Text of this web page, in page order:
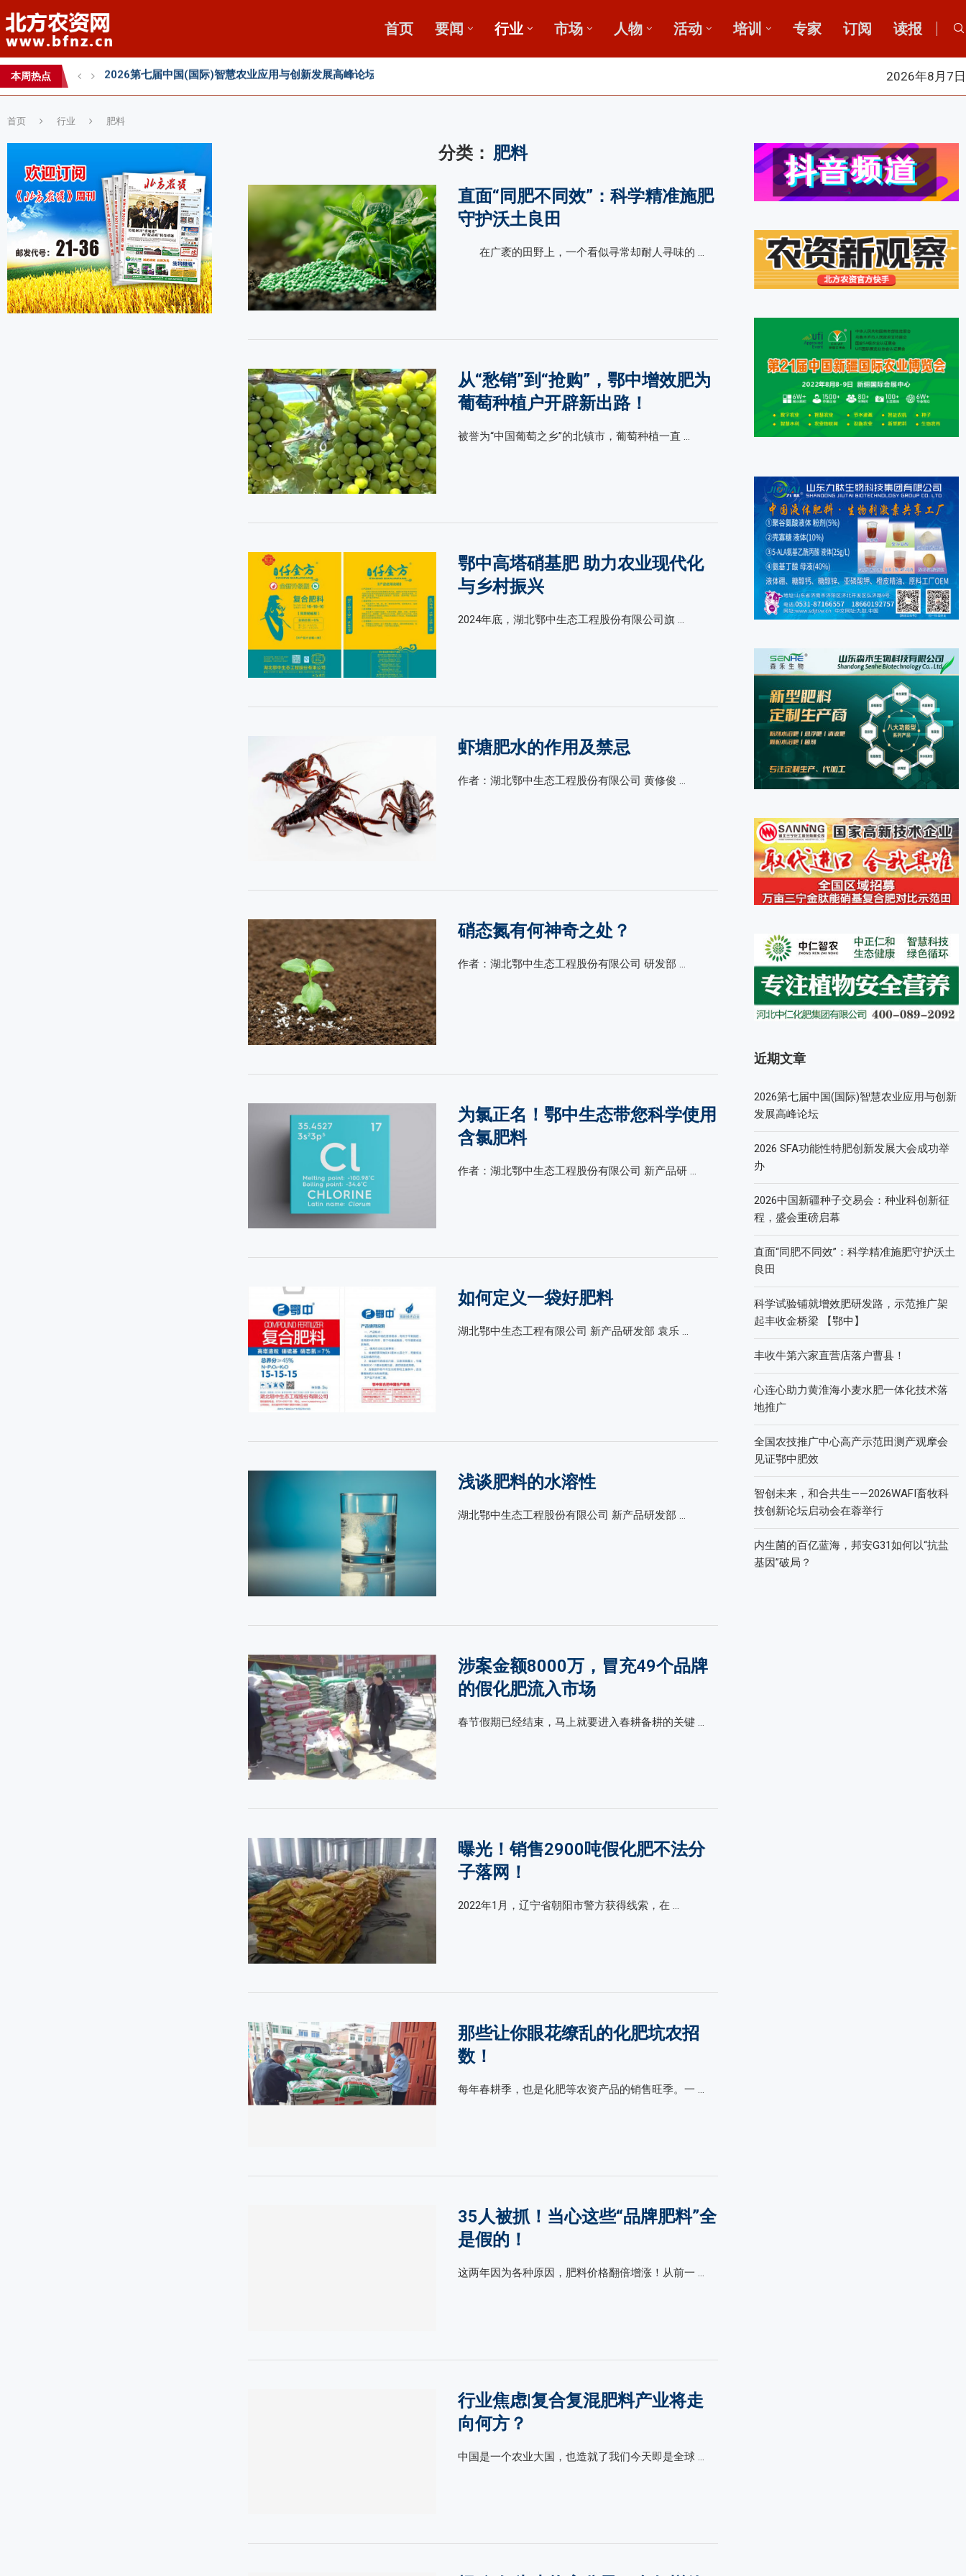
首页 要闻 行业 市场 人物 活动 培训 专家 订阅 读报
本周热点
2026中国新疆种子交易会：种业科创新征程，盛会重磅启幕
直面“同肥不同效”：科学精准施肥守护沃土良田
2026年8月7日
首页 行业 肥料
分类： 肥料
直面“同肥不同效”：科学精准施肥
守护沃土良田
在广袤的田野上，一个看似寻常却耐人寻味的 …
从“愁销”到“抢购”，鄂中增效肥为
葡萄种植户开辟新出路！
被誉为“中国葡萄之乡”的北镇市，葡萄种植一直 …
鄂中高塔硝基肥 助力农业现代化
与乡村振兴
2024年底，湖北鄂中生态工程股份有限公司旗 …
虾塘肥水的作用及禁忌
作者：湖北鄂中生态工程股份有限公司 黄修俊 …
硝态氮有何神奇之处？
作者：湖北鄂中生态工程股份有限公司 研发部 …
为氯正名！鄂中生态带您科学使用
含氯肥料
作者：湖北鄂中生态工程股份有限公司 新产品研 …
如何定义一袋好肥料
湖北鄂中生态工程有限公司 新产品研发部 袁乐 …
浅谈肥料的水溶性
湖北鄂中生态工程股份有限公司 新产品研发部 …
涉案金额8000万，冒充49个品牌
的假化肥流入市场
春节假期已经结束，马上就要进入春耕备耕的关键 …
曝光！销售2900吨假化肥不法分
子落网！
2022年1月，辽宁省朝阳市警方获得线索，在 …
那些让你眼花缭乱的化肥坑农招
数！
每年春耕季，也是化肥等农资产品的销售旺季。一 …
35人被抓！当心这些“品牌肥料”全
是假的！
这两年因为各种原因，肥料价格翻倍增涨！从前一 …
行业焦虑|复合复混肥料产业将走
向何方？
中国是一个农业大国，也造就了我们今天即是全球 …
近期文章
2026第七届中国(国际)智慧农业应用与创新
发展高峰论坛
2026 SFA功能性特肥创新发展大会成功举
办
2026中国新疆种子交易会：种业科创新征
程，盛会重磅启幕
直面“同肥不同效”：科学精准施肥守护沃土
良田
科学试验铺就增效肥研发路，示范推广架
起丰收金桥梁 【鄂中】
丰收牛第六家直营店落户曹县！
心连心助力黄淮海小麦水肥一体化技术落
地推广
全国农技推广中心高产示范田测产观摩会
见证鄂中肥效
智创未来，和合共生——2026WAFI畜牧科
技创新论坛启动会在蓉举行
内生菌的百亿蓝海，邦安G31如何以“抗盐
基因”破局？